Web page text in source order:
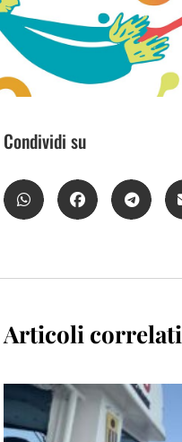
Condividi su
Articoli correlati